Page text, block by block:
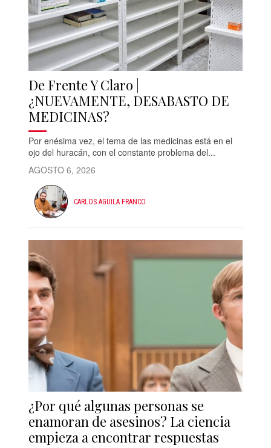
De Frente Y Claro |
¿NUEVAMENTE, DESABASTO DE
MEDICINAS?
Por enésima vez, el tema de las medicinas está en el
ojo del huracán, con el constante problema del...
AGOSTO 6, 2026
CARLOS AGUILA FRANCO
¿Por qué algunas personas se
enamoran de asesinos? La ciencia
empieza a encontrar respuestas